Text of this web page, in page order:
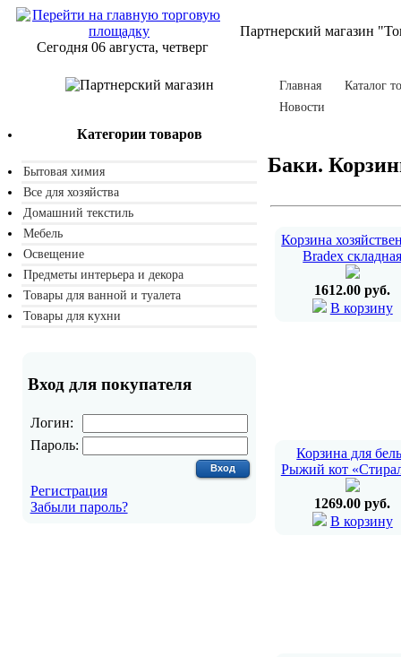
Сегодня 06 августа, четверг
Партнерский магазин
Категории товаров
Бытовая химия
Все для хозяйства
Домашний текстиль
Мебель
Освещение
Предметы интерьера и декора
Товары для ванной и туалета
Товары для кухни
Вход для покупателя
Логин:
Пароль:
Регистрация
Забыли пароль?
Главная
Каталог
Новости
Баки.
Корзина
Bradex
1612.00 руб.
В корзину
Корзина для
Рыжий кот
1269.00 руб.
В корзину